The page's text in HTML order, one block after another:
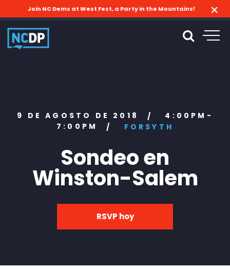
Join NC Dems at West Fest, a Party in the Mountains!
9 DE AGOSTO DE 2018 /
4:00PM-
7:00PM
/ FORSYTH
Sondeo en
Winston-Salem
RSVP hoy